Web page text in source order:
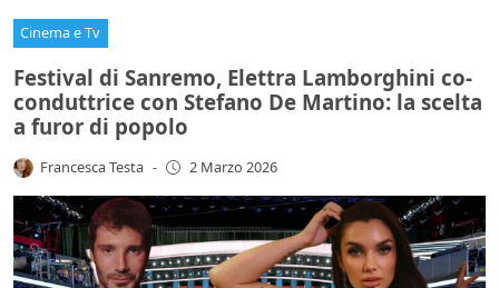
Cinema e Tv
Festival di Sanremo, Elettra Lamborghini co-
conduttrice con Stefano De Martino: la scelta
a furor di popolo
Francesca Testa - 2 Marzo 2026